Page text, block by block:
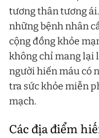
tương thân tương
những bệnh nhân
cộng đồng khỏe
không chỉ mang lại
người hiến máu có
tra sức khỏe miễn
mạch.
Các địa điểm